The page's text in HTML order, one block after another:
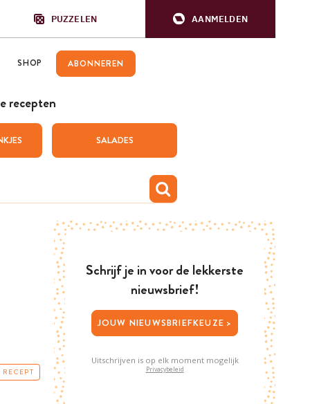
PUZZELEN AANMELDEN
SHOP ABONNEREN
recepten
SALADES
Schrijf je in voor de lekkerste
nieuwsbrief!
JOUW NIEUWSBRIEFKEUZE >
Uitschrijven is op elk moment mogelijk
Privacybeleid